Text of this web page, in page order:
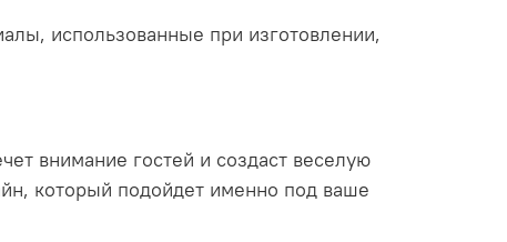
использованные при изготовлении,
внимание гостей и создаст веселую
который подойдет именно под ваше